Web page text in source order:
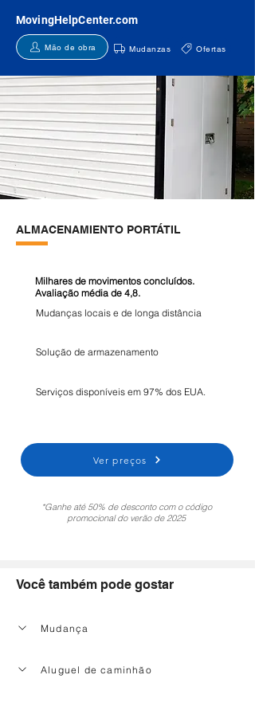
MovingHelpCenter.com
Mão de obra Mudanzas Ofertas
ALMACENAMIENTO PORTÁTIL
Milhares de movimentos concluídos.
Avaliação média de 4,8.
Mudanças locais e de longa distância
Solução de armazenamento
Serviços disponíveis em 97% dos EUA.
Ver preços
*Ganhe até 50% de desconto com o código
promocional do verão de 2025
Você também pode gostar
Mudança
Aluguel de caminhão